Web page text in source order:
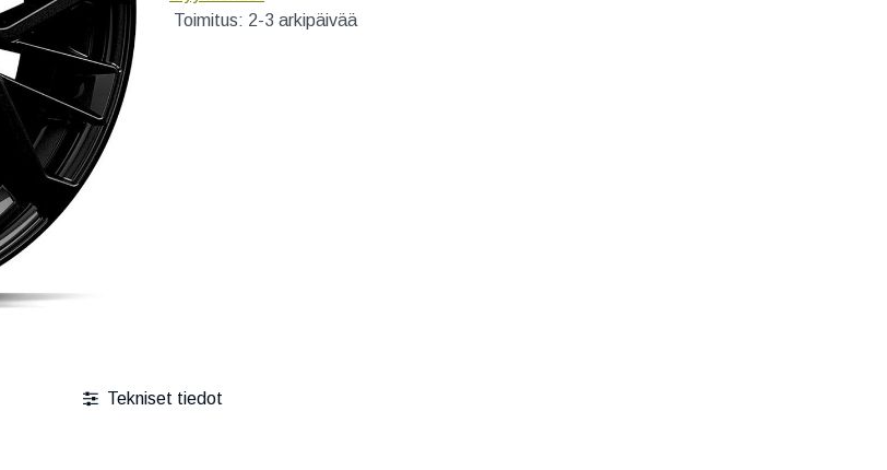
Toimitus: 2-3 arkipäivää
Tekniset tiedot